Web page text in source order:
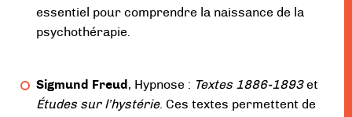
essentiel pour comprendre la naissance de la
psychothérapie.
Sigmund Freud , Hypnose : Textes 1886-1893et
Études sur l’hystérie. Ces textes permettent de